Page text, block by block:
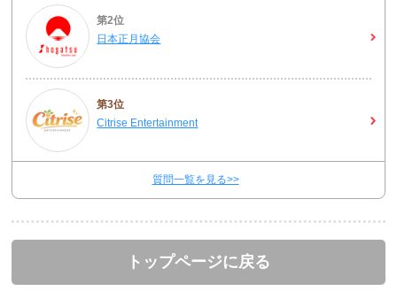
第2位
日本正月協会
第3位
Citrise Entertainment
質問一覧を見る>>
トップページに戻る